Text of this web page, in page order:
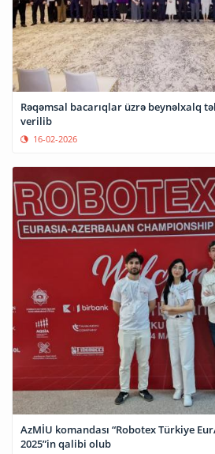
Rəqəmsal bacarıqlar üzrə beynəlxalq
verilib
16-02-2026
AzMİU komandası “Robotex Türkiye
2025”in qalibi olub